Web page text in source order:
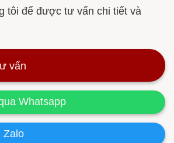
tôi để được tư vấn chi tiết và
vấn
Whatsapp
Zalo